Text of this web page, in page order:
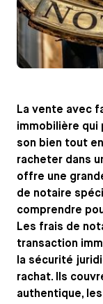
La vente avec
immobilière qui
son bien tout
racheter dans
offre une
de notaire
comprendre
Les frais de
transaction
la sécurité
rachat. Ils
authentique,